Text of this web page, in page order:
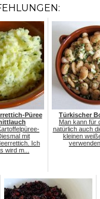
Püree
mit
Ich
wird m...
Türkischer
Man kann für
natürlich auch
kleinen